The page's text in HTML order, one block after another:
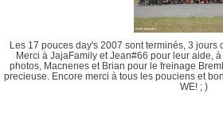
Les 17 pouces day's 2007 sont terminés, 3 jours
Merci à JajaFamily et Jean#66 pour leur aide,
photos, Macnenes et Brian pour le freinage
precieuse. Encore merci à tous les pouciens et
WE! ; )